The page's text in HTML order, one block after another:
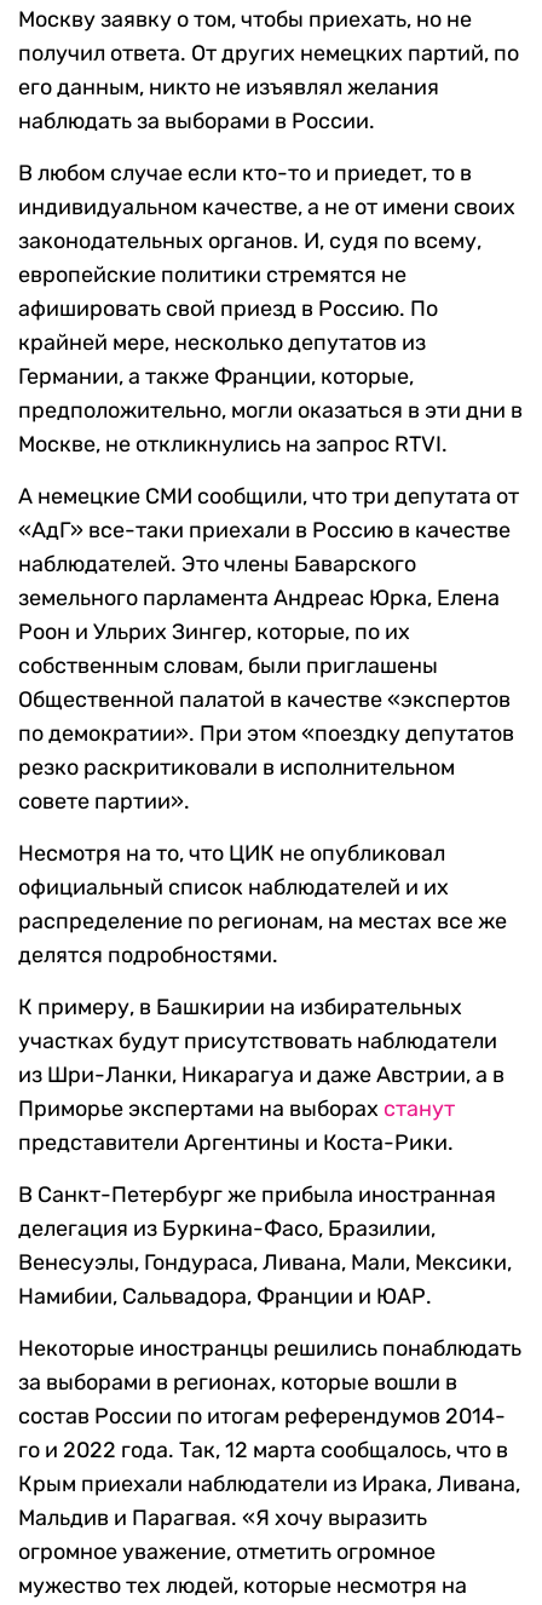
Москву заявку о том, чтобы приехать, но не
получил ответа. От других немецких партий, по
его данным, никто не изъявлял желания
наблюдать за выборами в России.
В любом случае если кто-то и приедет, то в
индивидуальном качестве, а не от имени своих
законодательных органов. И, судя по всему,
европейские политики стремятся не
афишировать свой приезд в Россию. По
крайней мере, несколько депутатов из
Германии, а также Франции, которые,
предположительно, могли оказаться в эти дни в
Москве, не откликнулись на запрос RTVI.
А немецкие СМИ сообщили, что три депутата от
«АдГ» все-таки приехали в Россию в качестве
наблюдателей. Это члены Баварского
земельного парламента Андреас Юрка, Елена
Роон и Ульрих Зингер, которые, по их
собственным словам, были приглашены
Общественной палатой в качестве «экспертов
по демократии». При этом «поездку депутатов
резко раскритиковали в исполнительном
совете партии».
Несмотря на то, что ЦИК не опубликовал
официальный список наблюдателей и их
распределение по регионам, на местах все же
делятся подробностями.
К примеру, в Башкирии на избирательных
участках будут присутствовать наблюдатели
из Шри-Ланки, Никарагуа и даже Австрии, а в
Приморье экспертами на выборах станут
представители Аргентины и Коста-Рики.
В Санкт-Петербург же прибыла иностранная
делегация из Буркина-Фасо, Бразилии,
Венесуэлы, Гондураса, Ливана, Мали, Мексики,
Намибии, Сальвадора, Франции и ЮАР.
Некоторые иностранцы решились понаблюдать
за выборами в регионах, которые вошли в
состав России по итогам референдумов 2014-
го и 2022 года. Так, 12 марта сообщалось, что в
Крым приехали наблюдатели из Ирака, Ливана,
Мальдив и Парагвая. «Я хочу выразить
огромное уважение, отметить огромное
мужество тех людей, которые несмотря на